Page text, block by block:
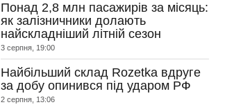
Понад 2,8 млн пасажирів за місяць:
як залізничники долають
найскладніший літній сезон
3 серпня, 19:00
Найбільший склад Rozetka вдруге
за добу опинився під ударом РФ
2 серпня, 13:06